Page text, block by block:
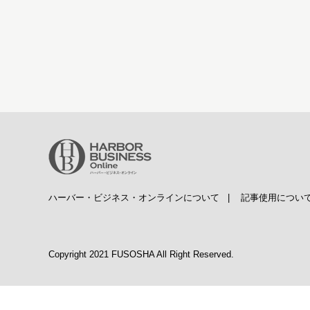
ハーバー・ビジネス・オンラインについて 記事使用につい
Copyright 2021 FUSOSHA All Right Reserved.